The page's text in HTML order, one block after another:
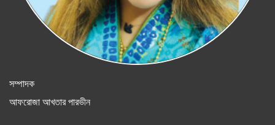
সম্পাদক
আফরোজা আখতার পারভীন